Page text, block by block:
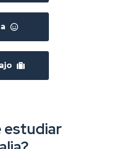
estudiar